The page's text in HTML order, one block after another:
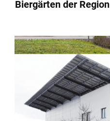
Biergärten der Region